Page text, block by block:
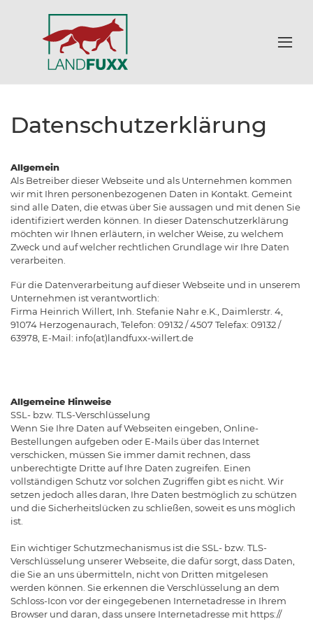
Datenschutzerklärung
Allgemein
Als Betreiber dieser Webseite und als Unternehmen kommen
wir mit Ihren personenbezogenen Daten in Kontakt. Gemeint
sind alle Daten, die etwas über Sie aussagen und mit denen Sie
identifiziert werden können. In dieser Datenschutzerklärung
möchten wir Ihnen erläutern, in welcher Weise, zu welchem
Zweck und auf welcher rechtlichen Grundlage wir Ihre Daten
verarbeiten.
Für die Datenverarbeitung auf dieser Webseite und in unserem
Unternehmen ist verantwortlich:
Firma Heinrich Willert, Inh. Stefanie Nahr e.K., Daimlerstr. 4,
91074 Herzogenaurach, Telefon: 09132 / 4507 Telefax: 09132 /
63978, E-Mail: info(at)landfuxx-willert.de
Allgemeine Hinweise
SSL- bzw. TLS-Verschlüsselung
Wenn Sie Ihre Daten auf Webseiten eingeben, Online-
Bestellungen aufgeben oder E-Mails über das Internet
verschicken, müssen Sie immer damit rechnen, dass
unberechtigte Dritte auf Ihre Daten zugreifen. Einen
vollständigen Schutz vor solchen Zugriffen gibt es nicht. Wir
setzen jedoch alles daran, Ihre Daten bestmöglich zu schützen
und die Sicherheitslücken zu schließen, soweit es uns möglich
ist.
Ein wichtiger Schutzmechanismus ist die SSL- bzw. TLS-
Verschlüsselung unserer Webseite, die dafür sorgt, dass Daten,
die Sie an uns übermitteln, nicht von Dritten mitgelesen
werden können. Sie erkennen die Verschlüsselung an dem
Schloss-Icon vor der eingegebenen Internetadresse in Ihrem
Browser und daran, dass unsere Internetadresse mit https://